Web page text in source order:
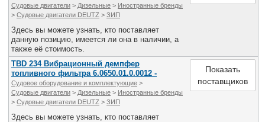
Судовые двигатели > Дизельные > Иностранные бренды
> Судовые двигатели DEUTZ > ЗИП
Здесь вы можете узнать, кто поставляет
данную позицию, имеется ли она в наличии, а
также её стоимость.
TBD 234 Вибрационный демпфер
топливного фильтра 6.0650.01.0.0012 -
Судовое оборудование и комплектующие >
Судовые двигатели > Дизельные > Иностранные бренды
> Судовые двигатели DEUTZ > ЗИП
Здесь вы можете узнать, кто поставляет
Показать
поставщиков